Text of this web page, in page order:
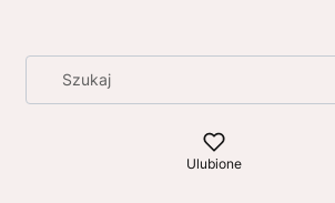
Ulubione